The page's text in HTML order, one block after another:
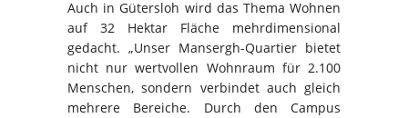
Auch in Gütersloh wird das Thema Wohnen
auf 32 Hektar Fläche mehrdimensional
gedacht. „Unser Mansergh-Quartier bietet
nicht nur wertvollen Wohnraum für 2.100
Menschen, sondern verbindet auch gleich
mehrere Bereiche. Durch den Campus